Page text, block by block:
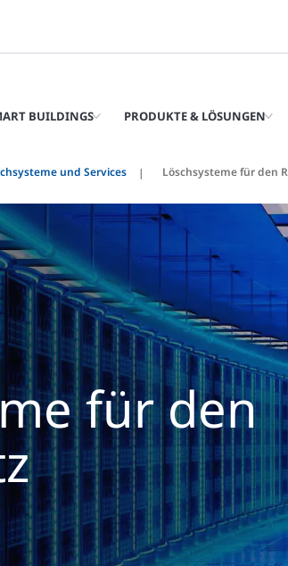
BUILDINGS PRODUKTE & LÖSUNGEN
und Services Löschsysteme für den
für den